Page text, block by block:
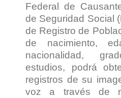
Federal de
de Seguridad Social
de Registro de
de nacimiento,
nacionalidad,
estudios, podrá
registros de su
voz a través de